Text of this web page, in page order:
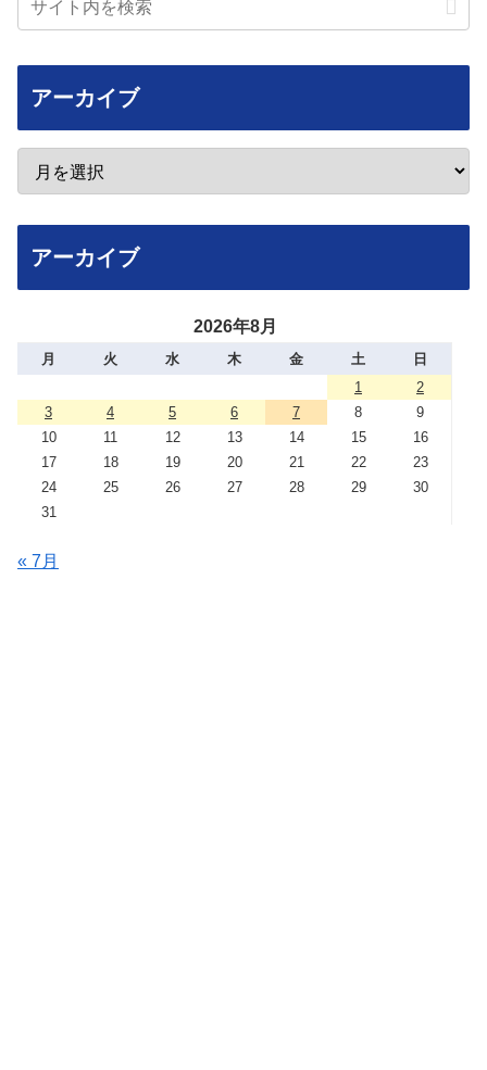
アーカイブ
アーカイブ
2026年8月
月 火 水 木 金 土
日
1
2
3
4 5 6 7 8
9
10
11 12 13 14 15
16
17
18 19 20 21 22
23
24
25 26 27 28 29
30
31
« 7月